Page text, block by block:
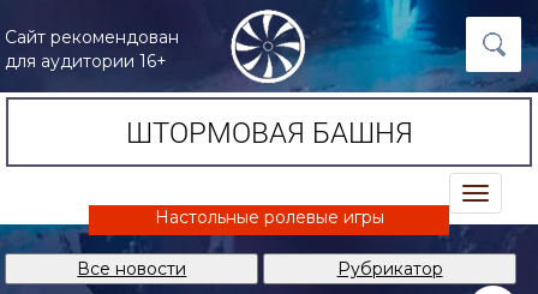
Сайт рекомендован
для аудитории 16+
ШТОРМОВАЯ БАШНЯ
trk
Настольные ролевые игры
Все новости Рубрикатор